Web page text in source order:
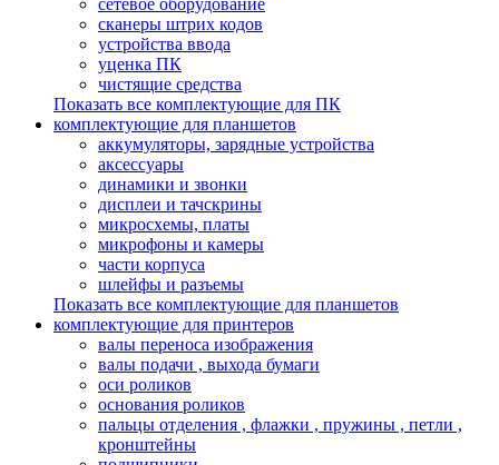
сетевое оборудование
сканеры штрих кодов
устройства ввода
уценка ПК
чистящие средства
Показать все комплектующие для ПК
комплектующие для планшетов
аккумуляторы, зарядные устройства
аксессуары
динамики и звонки
дисплеи и тачскрины
микросхемы, платы
микрофоны и камеры
части корпуса
шлейфы и разъемы
Показать все комплектующие для планшетов
комплектующие для принтеров
валы переноса изображения
валы подачи , выхода бумаги
оси роликов
основания роликов
пальцы отделения , флажки , пружины , петли ,
кронштейны